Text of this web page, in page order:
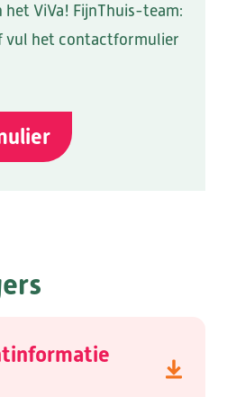
ViVa! FijnThuis-team:
vul het contactformulier